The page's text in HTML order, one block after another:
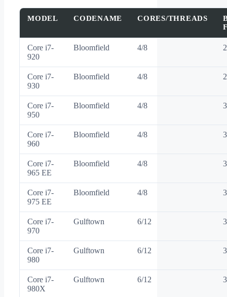
MODEL CODENAME CORES/THREADS
Core i7-
920
Bloomfield 4/8
Core i7-
930
Bloomfield 4/8
Core i7-
950
Bloomfield 4/8
Core i7-
960
Bloomfield 4/8
Core i7-
965 EE
Bloomfield 4/8
Core i7-
975 EE
Bloomfield 4/8
Core i7-
970
Gulftown 6/12
Core i7-
980
Gulftown 6/12
Core i7-
980X
Gulftown 6/12